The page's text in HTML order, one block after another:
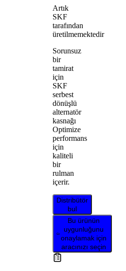
Artık
SKF
tarafından
üretilmemektedir
Sorunsuz
bir
tamirat
için
SKF
serbest
dönüşlü
alternatör
kasnağı
Optimize
performans
için
kaliteli
bir
rulman
içerir.
Distribütör
bul
Bu ürünün
uygunluğunu
onaylamak için
aracınızı seçin